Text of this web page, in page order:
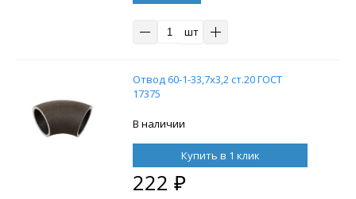
шт
Отвод 60-1-33,7х3,2 ст.20 ГОСТ
17375
В наличии
Купить в 1 клик
222 ₽